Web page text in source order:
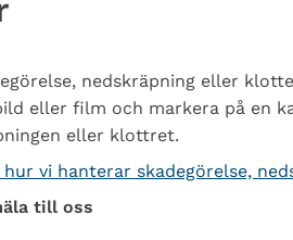
nedskräpning eller
eller film och markera på en
eller klottret.
vi hanterar skadegörelse,
till oss